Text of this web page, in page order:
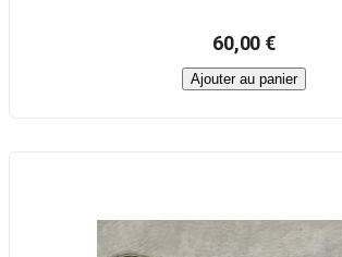
60,00 €
Ajouter au panier